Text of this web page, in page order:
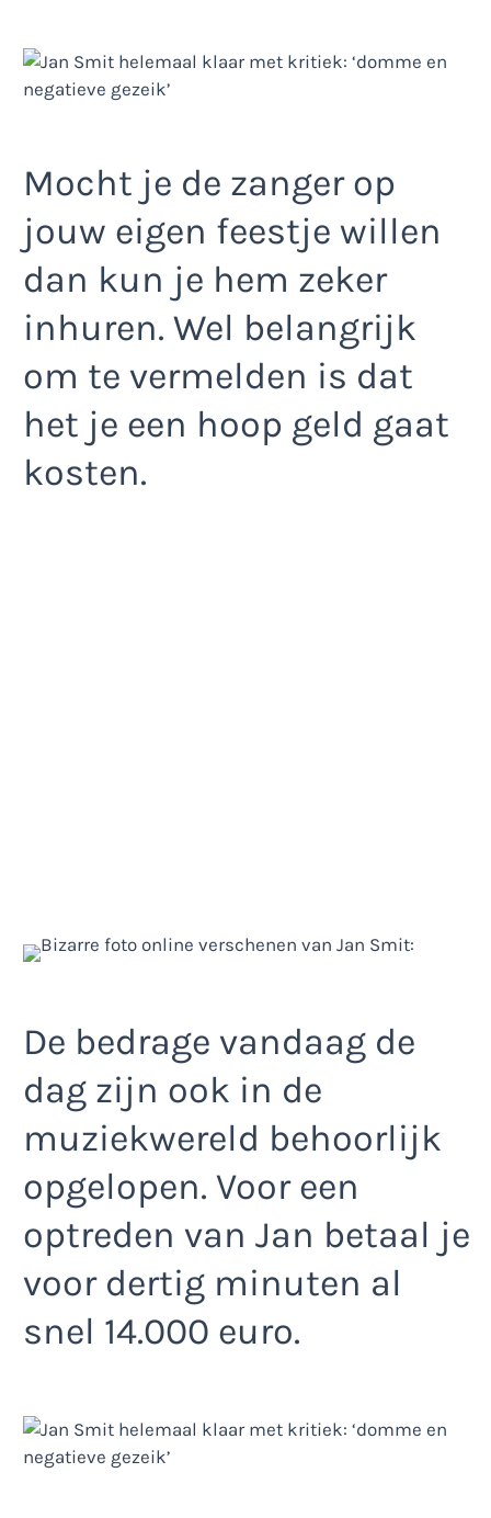
Mocht je de zanger op
jouw eigen feestje willen
dan kun je hem zeker
inhuren. Wel belangrijk
om te vermelden is dat
het je een hoop geld gaat
kosten.
De bedrage vandaag de
dag zijn ook in de
muziekwereld behoorlijk
opgelopen. Voor een
optreden van Jan betaal je
voor dertig minuten al
snel 14.000 euro.